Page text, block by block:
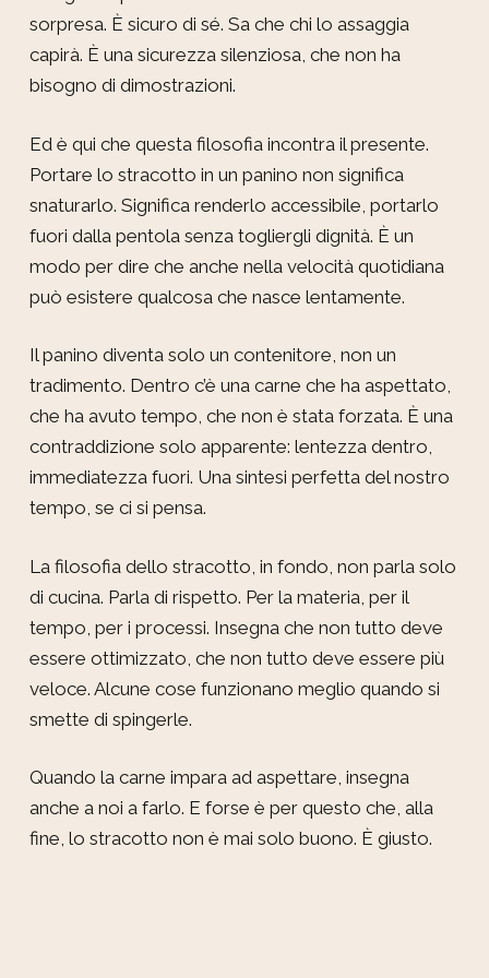
sorpresa. È sicuro di sé. Sa che chi lo assaggia
capirà. È una sicurezza silenziosa, che non ha
bisogno di dimostrazioni.
Ed è qui che questa filosofia incontra il presente.
Portare lo stracotto in un panino non significa
snaturarlo. Significa renderlo accessibile, portarlo
fuori dalla pentola senza togliergli dignità. È un
modo per dire che anche nella velocità quotidiana
può esistere qualcosa che nasce lentamente.
Il panino diventa solo un contenitore, non un
tradimento. Dentro c’è una carne che ha aspettato,
che ha avuto tempo, che non è stata forzata. È una
contraddizione solo apparente: lentezza dentro,
immediatezza fuori. Una sintesi perfetta del nostro
tempo, se ci si pensa.
La filosofia dello stracotto, in fondo, non parla solo
di cucina. Parla di rispetto. Per la materia, per il
tempo, per i processi. Insegna che non tutto deve
essere ottimizzato, che non tutto deve essere più
veloce. Alcune cose funzionano meglio quando si
smette di spingerle.
Quando la carne impara ad aspettare, insegna
anche a noi a farlo. E forse è per questo che, alla
fine, lo stracotto non è mai solo buono. È giusto.